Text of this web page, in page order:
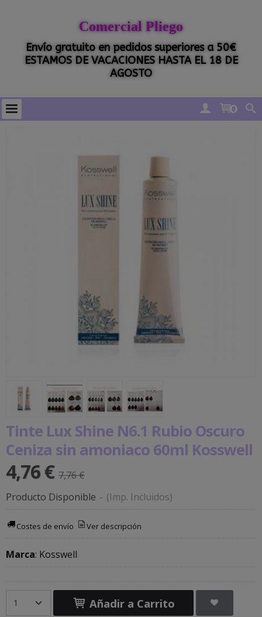
Comercial Pliego
Envío gratuito en pedidos superiores a 50€
ESTAMOS DE VACACIONES HASTA EL 18 DE
AGOSTO
0
Tinte Lux Shine N6.1 Rubio Oscuro
Ceniza sin amoniaco 60ml Kosswell
4,76 € 7,76 €
Producto Disponible - (Imp. Incluidos)
Costes de envío Ver descripción
Marca: Kosswell
Añadir a Carrito